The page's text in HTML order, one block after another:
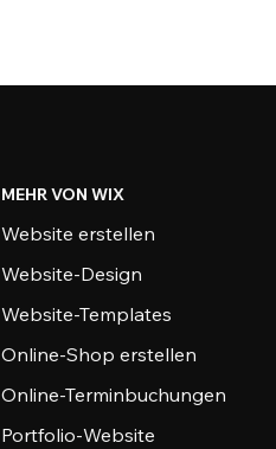
MEHR VON WIX
Website erstellen
Website-Design
Website-Templates
Online-Shop erstellen
Online-Terminbuchungen
Portfolio-Website